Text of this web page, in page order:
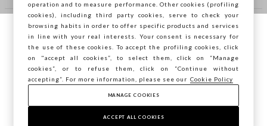
FIRMA
KONTAKTY
Copyright © Ovs S.p.A. P.Iva 04240010274 - Cap. Soc.
290.923.470 -2.4.0
Przeglądasz STEFANEL Italia, chcesz
zapisać swoją lokalizację?
POTWIERDŹ
operation and to measure performance. Other cookies (profiling
cookies), including third party cookies, serve to check your
browsing habits in order to offer specific products and services
in line with your real interests. Your consent is necessary for
the use of these cookies. To accept the profiling cookies, click
on "accept all cookies”, to select them, click on “Manage
cookies”, or to refuse them, click on “Continue without
accepting”. For more information, please see our Cookie Policy
MANAGE COOKIES
ACCEPT ALL COOKIES